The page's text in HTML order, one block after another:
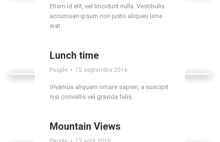
Etiam id elit, vel tincidunt nulla. Vestibulis
accumsan ipsum non justo aliqueu urna
erat.
Lunch time
People 15 septembre 2016
Vivamus aliquam ornare sapien, a suscipit
nisi convallis vel gravida felis.
Mountain Views